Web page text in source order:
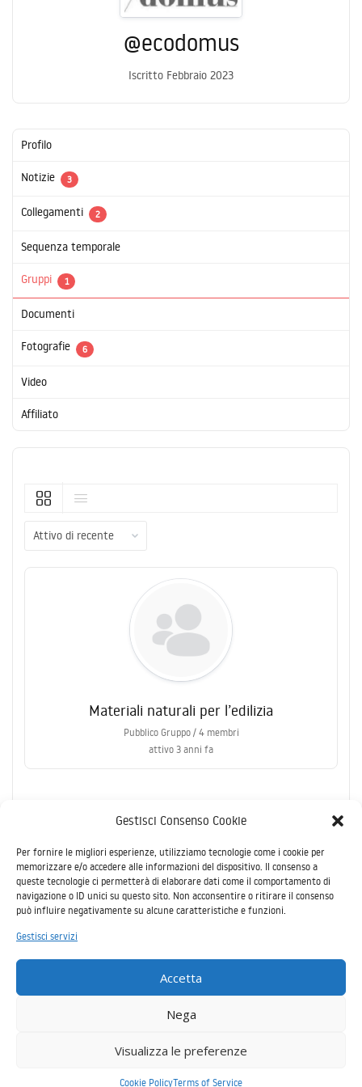
Gestisci Consenso Cookie
Per fornire le migliori esperienze, utilizziamo tecnologie come i cookie per
memorizzare e/o accedere alle informazioni del dispositivo. Il consenso a
queste tecnologie ci permetterà di elaborare dati come il comportamento di
navigazione o ID unici su questo sito. Non acconsentire o ritirare il consenso
può influire negativamente su alcune caratteristiche e funzioni.
Gestisci servizi
Accetta
Nega
Visualizza le preferenze
Cookie PolicyTerms of Service
@ecodomus
Iscritto Febbraio 2023
Profilo
Notizie 3
Collegamenti 2
Sequenza temporale
Gruppi 1
Documenti
Fotografie 6
Video
Affiliato
Materiali naturali per l’edilizia
Pubblico Gruppo / 4 membri
attivo 3 anni fa
sito è
stato realizzato grazie all’aiuto finanziario
dell’Unione Europea nell’ambito del
Programma ENI CT Italia – Tunisia 2014-2020. Il contenuto del
presente sito è di esclusiva responsabilità del progetto CUBÂTI e non
dell’Unione Europea o della posizione delle strutture di gestione del